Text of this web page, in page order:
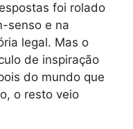
foi rolado
senso e na
legal. Mas o
de inspiração
do mundo que
o resto veio